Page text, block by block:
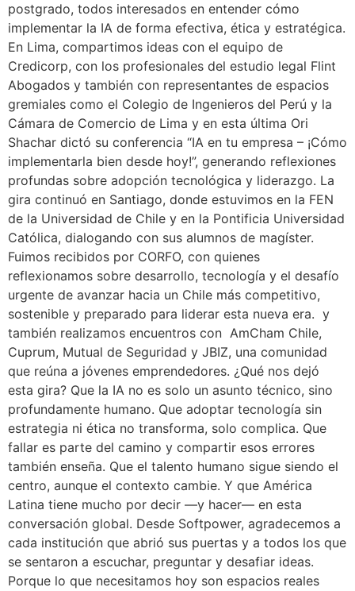
postgrado, todos interesados en entender cómo
implementar la IA de forma efectiva, ética y estratégica.
En Lima, compartimos ideas con el equipo de
Credicorp, con los profesionales del estudio legal Flint
Abogados y también con representantes de espacios
gremiales como el Colegio de Ingenieros del Perú y la
Cámara de Comercio de Lima y en esta última Ori
Shachar dictó su conferencia “IA en tu empresa – ¡Cómo
implementarla bien desde hoy!”, generando reflexiones
profundas sobre adopción tecnológica y liderazgo. La
gira continuó en Santiago, donde estuvimos en la FEN
de la Universidad de Chile y en la Pontificia Universidad
Católica, dialogando con sus alumnos de magíster.
Fuimos recibidos por CORFO, con quienes
reflexionamos sobre desarrollo, tecnología y el desafío
urgente de avanzar hacia un Chile más competitivo,
sostenible y preparado para liderar esta nueva era. y
también realizamos encuentros con AmCham Chile,
Cuprum, Mutual de Seguridad y JBIZ, una comunidad
que reúna a jóvenes emprendedores. ¿Qué nos dejó
esta gira? Que la IA no es solo un asunto técnico, sino
profundamente humano. Que adoptar tecnología sin
estrategia ni ética no transforma, solo complica. Que
fallar es parte del camino y compartir esos errores
también enseña. Que el talento humano sigue siendo el
centro, aunque el contexto cambie. Y que América
Latina tiene mucho por decir —y hacer— en esta
conversación global. Desde Softpower, agradecemos a
cada institución que abrió sus puertas y a todos los que
se sentaron a escuchar, preguntar y desafiar ideas.
Porque lo que necesitamos hoy son espacios reales